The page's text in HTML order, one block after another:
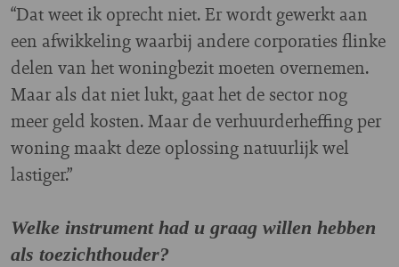
“Dat weet ik oprecht niet. Er wordt gewerkt aan
een afwikkeling waarbij andere corporaties flinke
delen van het woningbezit moeten overnemen.
Maar als dat niet lukt, gaat het de sector nog
meer geld kosten. Maar de verhuurderheffing per
woning maakt deze oplossing natuurlijk wel
lastiger.”
Welke instrument had u graag willen hebben
als toezichthouder?